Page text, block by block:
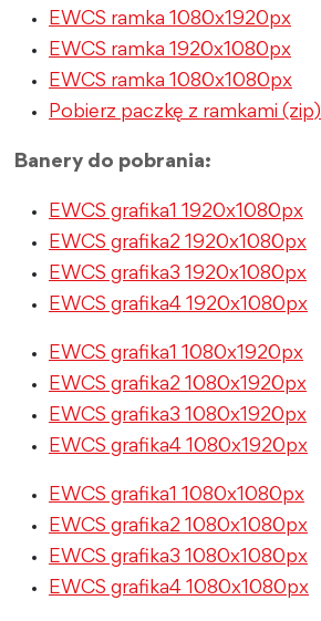
EWCS ramka 1080x1920px
EWCS ramka 1920x1080px
EWCS ramka 1080x1080px
Pobierz paczkę z ramkami (zip)
Banery do pobrania:
EWCS grafika1 1920x1080px
EWCS grafika2 1920x1080px
EWCS grafika3 1920x1080px
EWCS grafika4 1920x1080px
EWCS grafika1 1080x1920px
EWCS grafika2 1080x1920px
EWCS grafika3 1080x1920px
EWCS grafika4 1080x1920px
EWCS grafika1 1080x1080px
EWCS grafika2 1080x1080px
EWCS grafika3 1080x1080px
EWCS grafika4 1080x1080px